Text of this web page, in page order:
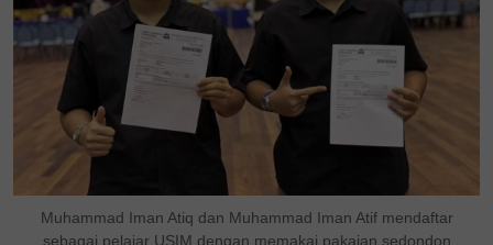
Muhammad Iman Atiq dan Muhammad Iman Atif mendaftar
sebagai pelajar USIM dengan memakai pakaian sedondon